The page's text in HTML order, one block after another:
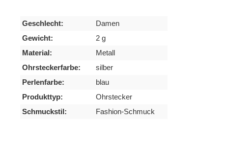
Geschlecht:
Damen
Gewicht:
2 g
Material:
Metall
Ohrsteckerfarbe:
silber
Perlenfarbe:
blau
Produkttyp:
Ohrstecker
Schmuckstil:
Fashion-Schmuck